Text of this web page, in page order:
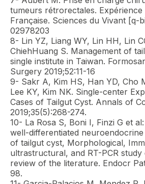
tumeurs rétrorectales.
Française. Sciences du Vivant [q-
02978203
8- Lin YZ, Liang WY, Lin HH, Lin
ChiehHuang S. Management of
single institute in Taiwan.
Surgery 2019;52:11-16
9- Sakr A, Kim HS, Han YD, Cho
Lee KY, Kim NK. Single-center
Cases of Tailgut Cyst. Annals of
2019;35(5):268-274.
10- La Rosa S, Boni I, Finzi G et
well-differentiated
of tailgut cyst, Morphological,
ultrastructural, and RT-PCR study
review of the literature. Endocr
98.